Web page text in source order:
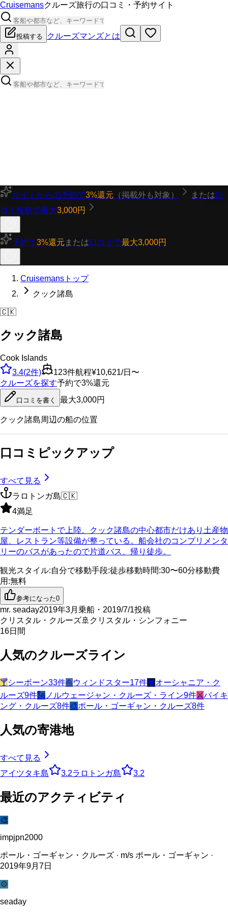
Cruisemansクルーズ旅行の口コミ・予約サイト
投稿する クルーズマンズとは
サイトからの予約で3%還元 （掲載外も対象） または口
コミ投稿で最大3,000円
予約で3%還元 または口コミで最大3,000円
Cruisemansトップ
クック諸島
🇨🇰
クック諸島
Cook Islands
3.4(2件) 123件航程¥10,621/日〜
クルーズを探す予約で3%還元
口コミを書く 最大3,000円
クック諸島周辺の船の位置
口コミピックアップ
すべて見る
ラロトンガ島🇨🇰
4満足
テンダーボートで上陸。クック諸島の中心都市だけあり土産物
屋、レストラン等設備が整っている。船会社のコンプリメンタ
リーのバスがあったので片道バス、帰り徒歩。
観光スタイル:自分で移動手段:徒歩移動時間:30〜60分移動費
用 :無料
参考になった0
mr. seaday2019年3月乗船・2019/7/1投稿
クリスタル・クルーズ🚢 クリスタル・シンフォニー
16日間
人気のクルーズライン
🍸シーボーン33件⛵ウィンドスター17件🦞オーシャニア・ク
ルーズ9件🗽 ノルウェージャン・クルーズ・ライン9件⚔️バイキ
ング・クルーズ8件🎨ポール・ゴーギャン・クルーズ8件
人気の寄港地
すべて見る
アイツタキ島
3.2ラロトンガ島 3.2
最近のアクティビティ
🎨
impjpn2000
ポール・ゴーギャン・クルーズ · m/s ポール・ゴーギャン ·
2019年9月7日
💠
seaday